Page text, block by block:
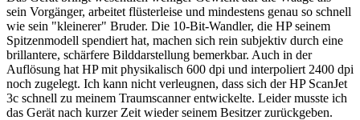
sein Vorgänger, arbeitet flüsterleise und mindestens genau so schnell
wie sein "kleinerer" Bruder. Die 10-Bit-Wandler, die HP seinem
Spitzenmodell spendiert hat, machen sich rein subjektiv durch eine
brillantere, schärfere Bilddarstellung bemerkbar. Auch in der
Auflösung hat HP mit physikalisch 600 dpi und interpoliert 2400 dpi
noch zugelegt. Ich kann nicht verleugnen, dass sich der HP ScanJet
3c schnell zu meinem Traumscanner entwickelte. Leider musste ich
das Gerät nach kurzer Zeit wieder seinem Besitzer zurückgeben.